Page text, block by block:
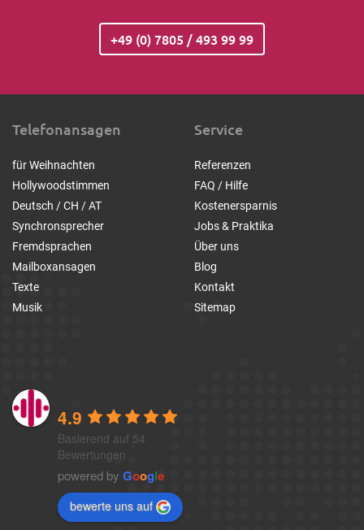
+49 (0) 7805 / 493 99 99
Telefonansagen
für Weihnachten
Hollywoodstimmen
Deutsch / CH / AT
Synchronsprecher
Fremdsprachen
Mailboxansagen
Texte
Musik
4.9
Basierend auf 54
Bewertungen
powered by Google
bewerte uns auf
Service
Referenzen
FAQ / Hilfe
Kostenersparnis
Jobs & Praktika
Über uns
Blog
Kontakt
Sitemap